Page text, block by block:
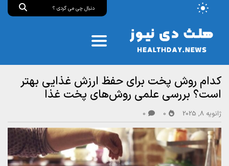
کدام روش پخت برای حفظ ارزش غذایی بهتر
است؟ بررسی علمی روش‌های پخت غذا
ژانویه 8, 2025 0
0